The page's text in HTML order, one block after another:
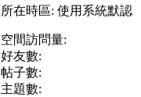
所在時區: 使用系統默認
空間訪問量:
好友數:
帖子數:
主題數: